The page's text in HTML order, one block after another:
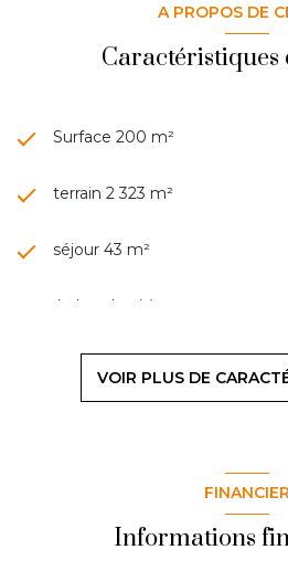
A PROPOS DE
Caractéristiques
Surface 200 m²
terrain 2 323 m²
séjour 43 m²
4 chambre(s)
Chauffage individuel : radiateur
1 garage(s)
VOIR PLUS DE
FINANCIER
Informations